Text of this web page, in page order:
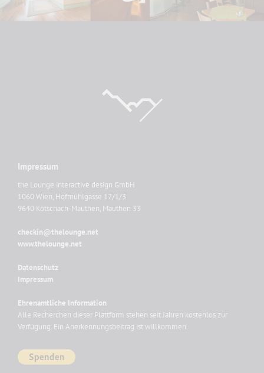
Impressum
the Lounge interactive design GmbH
1060 Wien, Hofmühlgasse 17/1/3
9640 Kötschach-Mauthen, Mauthen 33
checkin@thelounge.net
www.thelounge.net
Datenschutz
Impressum
Ehrenamtliche Information
Alle Recherchen dieser Plattform stehen seit Jahren kostenlos zur
Verfügung. Ein Anerkennungsbeitrag ist willkommen.